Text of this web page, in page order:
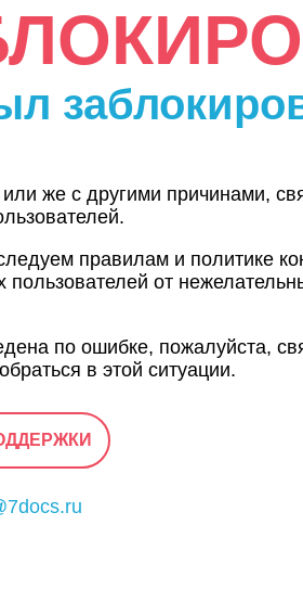
же с другими причинами,
правилам и политике
от
по ошибке, пожалуйста,
в этой ситуации.